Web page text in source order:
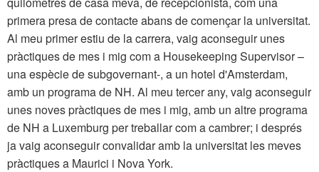
primera presa de contacte abans de començar la universitat.
Al meu primer estiu de la carrera, vaig aconseguir unes
pràctiques de mes i mig com a Housekeeping Supervisor –
una espècie de subgovernant-, a un hotel d'Amsterdam,
amb un programa de NH. Al meu tercer any, vaig aconseguir
unes noves pràctiques de mes i mig, amb un altre programa
de NH a Luxemburg per treballar com a cambrer; i després
ja vaig aconseguir convalidar amb la universitat les meves
pràctiques a Maurici i Nova York.